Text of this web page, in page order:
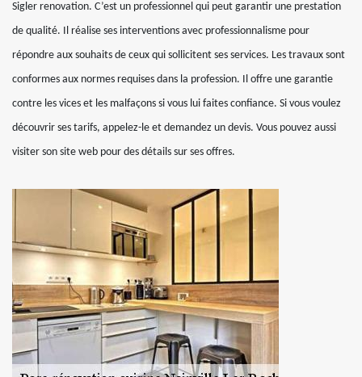
Sigler renovation. C’est un professionnel qui peut garantir une prestation
de qualité. Il réalise ses interventions avec professionnalisme pour
répondre aux souhaits de ceux qui sollicitent ses services. Les travaux sont
conformes aux normes requises dans la profession. Il offre une garantie
contre les vices et les malfaçons si vous lui faites confiance. Si vous voulez
découvrir ses tarifs, appelez-le et demandez un devis. Vous pouvez aussi
visiter son site web pour des détails sur ses offres.